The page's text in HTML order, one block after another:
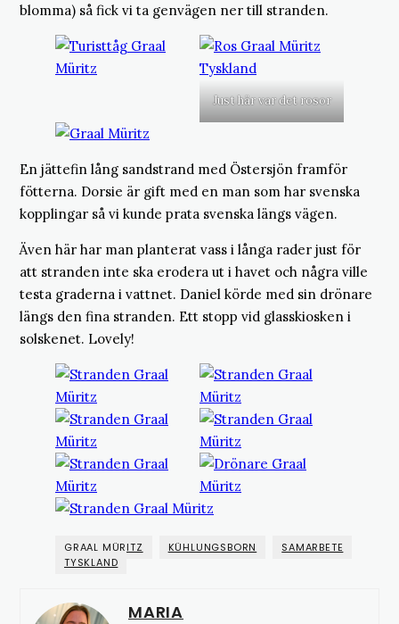
blomma) så fick vi ta genvägen ner till stranden.
Just här var det rosor
En jättefin lång sandstrand med Östersjön framför
fötterna. Dorsie är gift med en man som har svenska
kopplingar så vi kunde prata svenska längs vägen.
Även här har man planterat vass i långa rader just för
att stranden inte ska erodera ut i havet och några ville
testa graderna i vattnet. Daniel körde med sin drönare
längs den fina stranden. Ett stopp vid glasskiosken i
solskenet. Lovely!
GRAAL MÜRITZ KÜHLUNGSBORN
SAMARBETE
TYSKLAND
MARIA